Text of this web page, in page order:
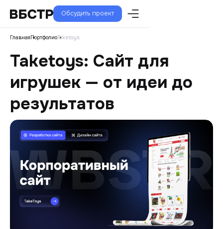
Обсудить проект
ГлавнаяПортфолиоTaketoys
Taketoys: Сайт для
игрушек — от идеи до
результатов